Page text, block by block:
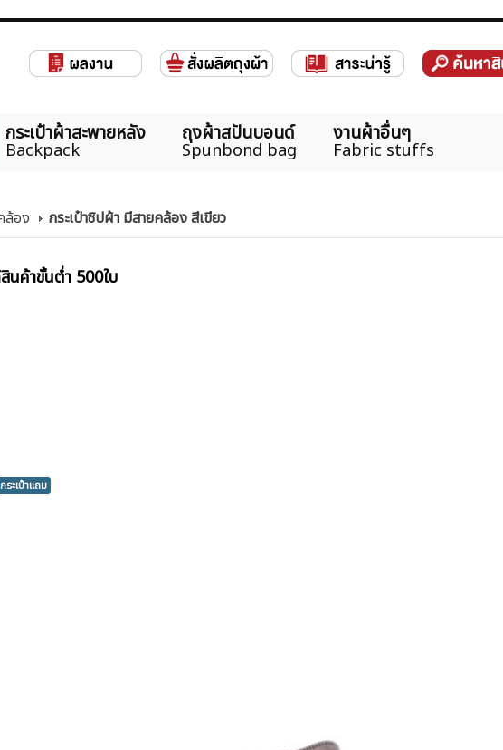
กระเป๋าผ้าสะพายหลัง
Backpack
ถุงผ้าสปันบอนด์
Spunbond bag
งานผ้าอื่นๆ
Fabric stuffs
ล้อง กระเป๋าซิปผ้า มีสายคล้อง สีเขียว
นค้าขั้นต่ำ 500ใบ
กระเป๋าแถม